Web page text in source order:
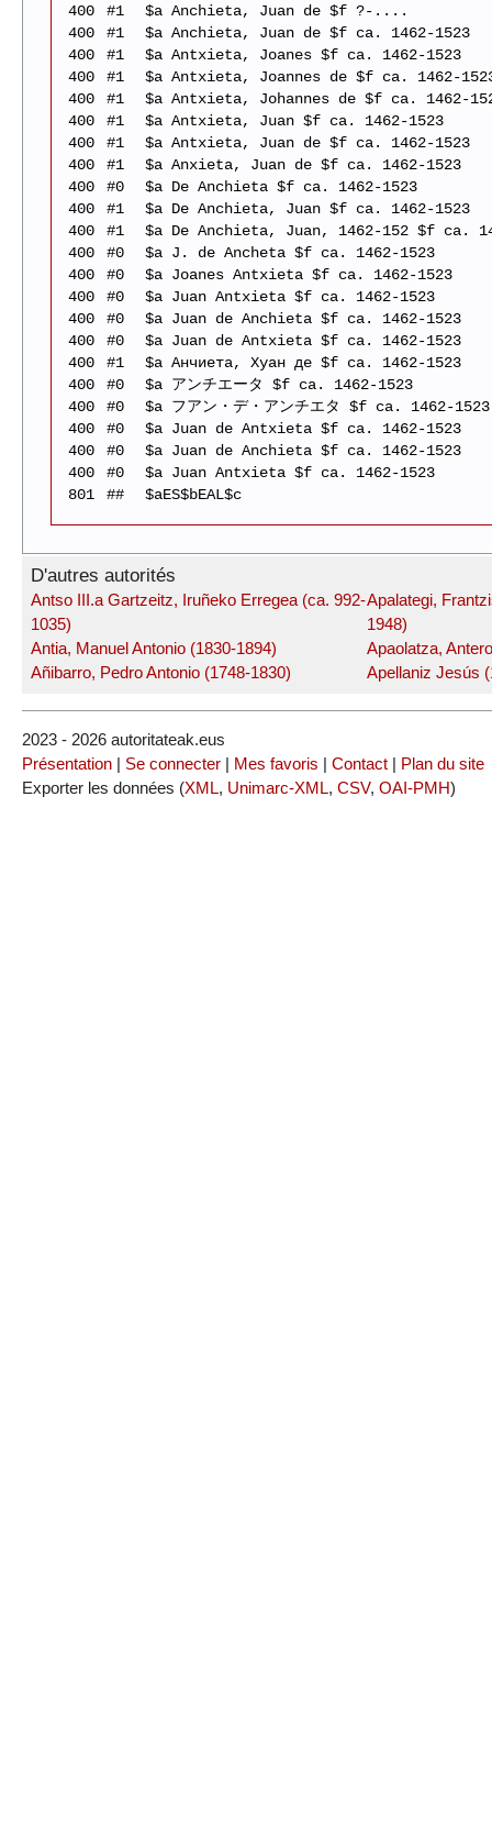
400
#1
$a Anchieta, Juan de $f ?-....
400
#1
$a Anchieta, Juan de $f ca. 1462-1523
400
#1
$a Antxieta, Joanes $f ca. 1462-1523
400
#1
$a Antxieta, Joannes de $f ca. 1462-
400
#1
$a Antxieta, Johannes de $f ca. 1462-
400
#1
$a Antxieta, Juan $f ca. 1462-1523
400
#1
$a Antxieta, Juan de $f ca. 1462-1523
400
#1
$a Anxieta, Juan de $f ca. 1462-1523
400
#0
$a De Anchieta $f ca. 1462-1523
400
#1
$a De Anchieta, Juan $f ca. 1462-1523
400
#1
$a De Anchieta, Juan, 1462-152 $f ca.
400
#0
$a J. de Ancheta $f ca. 1462-1523
400
#0
$a Joanes Antxieta $f ca. 1462-1523
400
#0
$a Juan Antxieta $f ca. 1462-1523
400
#0
$a Juan de Anchieta $f ca. 1462-1523
400
#0
$a Juan de Antxieta $f ca. 1462-1523
400
#1
$a Анчиета, Хуан де $f ca. 1462-1523
400
#0
$a アンチエータ $f ca. 1462-1523
400
#0
$a フアン・デ・アンチエタ $f ca. 1462-1523
400
#0
$a Juan de Antxieta $f ca. 1462-1523
400
#0
$a Juan de Anchieta $f ca. 1462-1523
400
#0
$a Juan Antxieta $f ca. 1462-1523
801
## $aES$bEAL$c
D'autres autorités
Antso III.a Gartzeitz, Iruñeko Erregea (ca. 992-
1035)
Antia, Manuel Antonio (1830-1894)
Añibarro, Pedro Antonio (1748-1830)
Apalategi,
1948)
Apaolatza,
Apellaniz Jesús
2023 - 2026 autoritateak.eus
Présentation | Se connecter | Mes favoris | Contact | Plan du site
Exporter les données (XML, Unimarc-XML, CSV, OAI-PMH)